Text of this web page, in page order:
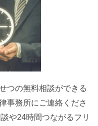
つの無料相談ができる
事務所にご連絡くださ
や24時間つながるフリ